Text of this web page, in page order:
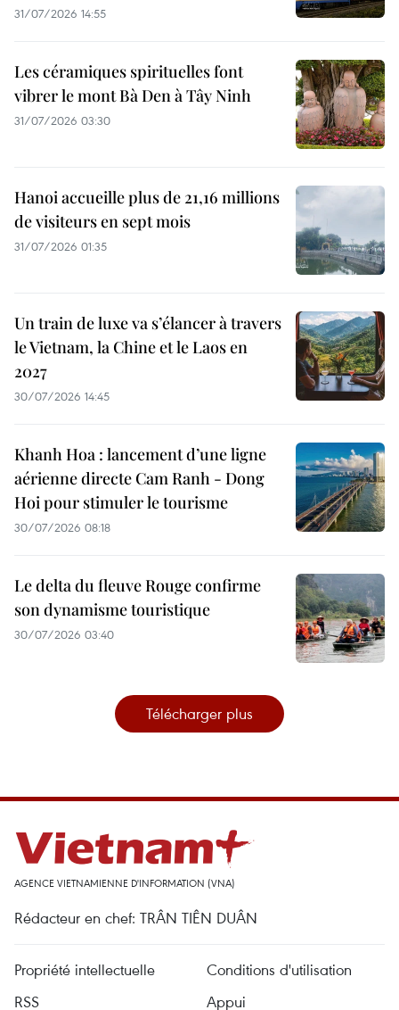
31/07/2026 14:55
Les céramiques spirituelles font
vibrer le mont Bà Den à Tây Ninh
31/07/2026 03:30
Hanoi accueille plus de 21,16 millions
de visiteurs en sept mois ​
31/07/2026 01:35
Un train de luxe va s’élancer à travers
le Vietnam, la Chine et le Laos en
2027
30/07/2026 14:45
Khanh Hoa : lancement d’une ligne
aérienne directe Cam Ranh - Dong
Hoi pour stimuler le tourisme
30/07/2026 08:18
Le delta du fleuve Rouge confirme
son dynamisme touristique
30/07/2026 03:40
Télécharger plus
AGENCE VIETNAMIENNE D'INFORMATION (VNA)
Rédacteur en chef: TRÂN TIÊN DUÂN
Propriété intellectuelle
Conditions d'utilisation
RSS
Appui